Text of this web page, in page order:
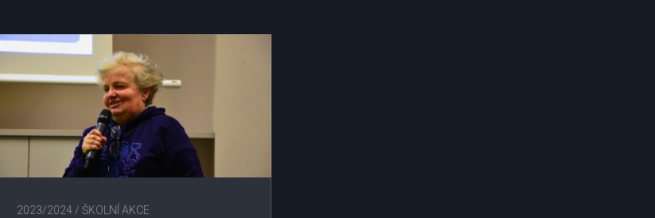
2023/2024 / ŠKOLNÍ AKCE